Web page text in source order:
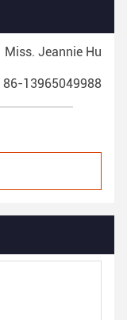
Miss. Jeannie Hu
86-13965049988